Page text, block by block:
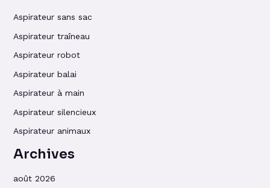
Aspirateur sans sac
Aspirateur traîneau
Aspirateur robot
Aspirateur balai
Aspirateur à main
Aspirateur silencieux
Aspirateur animaux
Archives
août 2026